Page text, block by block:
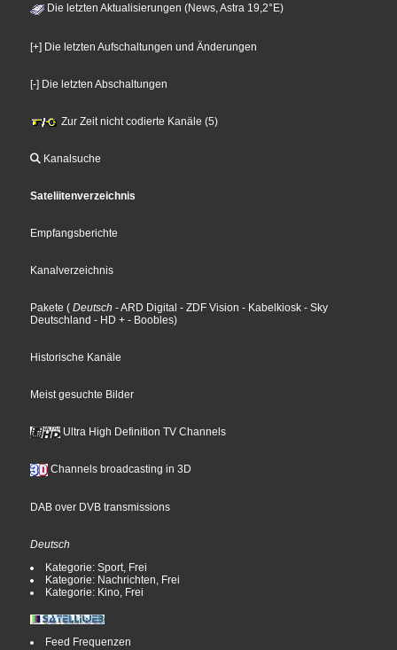
Die letzten Aktualisierungen (News, Astra 19,2°E)
[+] Die letzten Aufschaltungen und Änderungen
[-] Die letzten Abschaltungen
Zur Zeit nicht codierte Kanäle (5)
Kanalsuche
Sateliitenverzeichnis
Empfangsberichte
Kanalverzeichnis
Pakete ( Deutsch - ARD Digital - ZDF Vision - Kabelkiosk - Sky
Deutschland - HD + - Boobles)
Historische Kanäle
Meist gesuchte Bilder
Ultra High Definition TV Channels
Channels broadcasting in 3D
DAB over DVB transmissions
Deutsch
Kategorie: Sport, Frei
Kategorie: Nachrichten, Frei
Kategorie: Kino, Frei
Feed Frequenzen